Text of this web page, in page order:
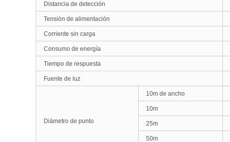
Distancia de detección
Tensión de alimentación
Corriente sin carga
Consumo de energía
Tiempo de respuesta
Fuente de luz
Diámetro de punto
10m de ancho
10m
25m
50m